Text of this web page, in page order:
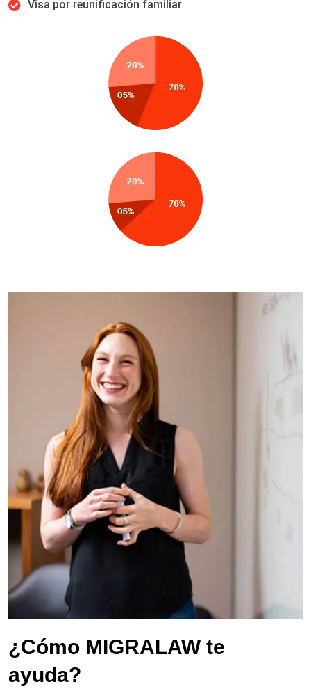
Visa por reunificación familiar
¿Cómo MIGRALAW te
ayuda?